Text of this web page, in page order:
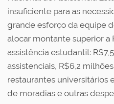
insuficiente para as
grande esforço da equipe
alocar montante superior a
assistência estudantil:
assistenciais, R$6,2
restaurantes universitários
de moradias e outras